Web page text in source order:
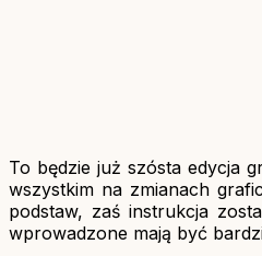
To będzie już szósta edycja
wszystkim na zmianach
podstaw, zaś instrukcja
wprowadzone mają być